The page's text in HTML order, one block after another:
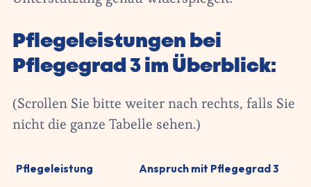
Pflegeleistungen bei
Pflegegrad 3 im Überblick:
(Scrollen Sie bitte weiter nach rechts, falls Sie
nicht die ganze Tabelle sehen.)
Pflegeleistung Anspruch mit Pflegegrad 3